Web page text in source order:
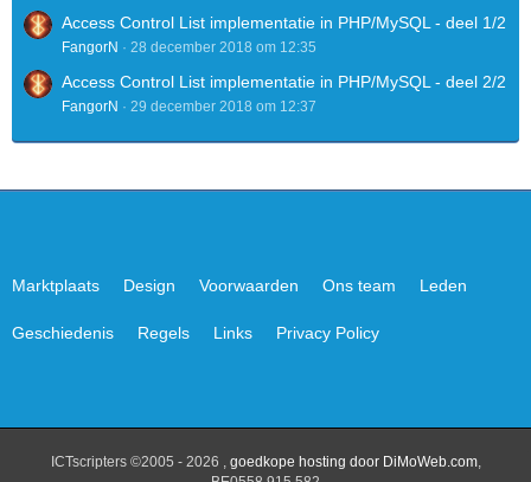
braadzakken.nl
brajo.nl
brei.eu
brogues.nl
btcwallet.nl
cbdolien.nl
classiccarservice.nl
creativedesign.be
Access Control List implementatie in PHP/MySQL - deel 1/2
FangorN 28 december 2018 om 12:35
Access Control List implementatie in PHP/MySQL - deel 2/2
FangorN 29 december 2018 om 12:37
Marktplaats Design Voorwaarden Ons team Leden
Geschiedenis Regels Links Privacy Policy
ICTscripters ©2005 - 2026 , goedkope hosting door DiMoWeb.com,